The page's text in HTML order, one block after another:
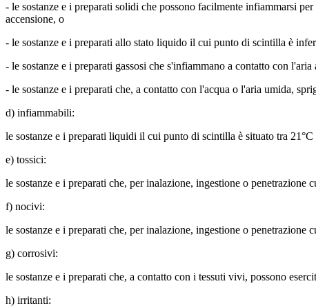
- le sostanze e i preparati solidi che possono facilmente infiammarsi
accensione, o
- le sostanze e i preparati allo stato liquido il cui punto di scintilla è
- le sostanze e i preparati gassosi che s'infiammano a contatto con l'aria
- le sostanze e i preparati che, a contatto con l'acqua o l'aria umida,
d) infiammabili:
le sostanze e i preparati liquidi il cui punto di scintilla è situato tra 21°C
e) tossici:
le sostanze e i preparati che, per inalazione, ingestione o
f) nocivi:
le sostanze e i preparati che, per inalazione, ingestione o penetrazione
g) corrosivi:
le sostanze e i preparati che, a contatto con i tessuti vivi, possono
h) irritanti: